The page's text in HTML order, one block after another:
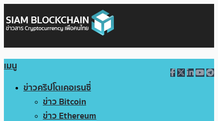
เมนู
ข่าวคริปโตเคอเรนซี่
ข่าว Bitcoin
ข่าว Ethereum